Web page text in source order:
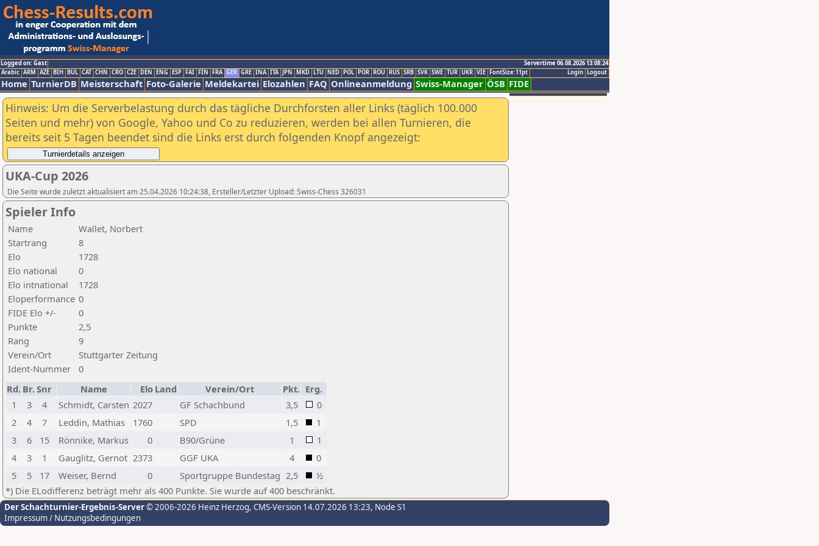
Logged on: Gast
Servertime 06.08.2026 13:08:24
Logout
Login
Arabic ARM AZE BIH BUL CAT CHN CRO CZE DEN ENG ESP FAI FIN FRA GER GRE INA ITA JPN MKD LTU NED POL POR ROU RUS SRB SVK SWE TUR UKR VIE FontSize:11pt
Home TurnierDB Meisterschaft Foto-Galerie Meldekartei Elozahlen FAQ Onlineanmeldung Swiss-Manager ÖSB FIDE
Hinweis: Um die Serverbelastung durch das tägliche Durchforsten aller Links (täglich 100.000
Seiten und mehr) von Google, Yahoo und Co zu reduzieren, werden bei allen Turnieren, die
bereits seit 5 Tagen beendet sind die Links erst durch folgenden Knopf angezeigt:
UKA-Cup 2026
Die Seite wurde zuletzt aktualisiert am 25.04.2026 10:24:38, Ersteller/Letzter Upload: Swiss-Chess 326031
Spieler Info
Name
Wallet, Norbert
Startrang
8
Elo
1728
Elo national
0
Elo intnational
1728
Eloperformance 0
FIDE Elo +/-
0
Punkte
2,5
Rang
9
Verein/Ort
Stuttgarter Zeitung
Ident-Nummer
0
Rd. Br.Snr Name Elo Land Verein/Ort Pkt. Erg.
1
3 4 Schmidt, Carsten 2027 GF Schachbund 3,5
0
2
4 7 Leddin, Mathias 1760 SPD 1,5
1
3
6 15 Rönnike, Markus 0 B90/Grüne 1
1
4
3 1 Gauglitz, Gernot 2373 GGF UKA 4
0
5
5 17 Weiser, Bernd 0 Sportgruppe Bundestag 2,5
½
*) Die ELodifferenz beträgt mehr als 400 Punkte. Sie wurde auf 400 beschränkt.
Der Schachturnier-Ergebnis-Server© 2006-2026 Heinz Herzog, CMS-Version 14.07.2026 13:23, Node S1
Impressum / Nutzungsbedingungen